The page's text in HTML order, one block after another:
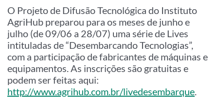
O Projeto de Difusão Tecnológica do Instituto
AgriHub preparou para os meses de junho e
julho (de 09/06 a 28/07) uma série de Lives
intituladas de “Desembarcando Tecnologias”,
com a participação de fabricantes de máquinas e
equipamentos. As inscrições são gratuitas e
podem ser feitas aqui:
http://www.agrihub.com.br/livedesembarque.